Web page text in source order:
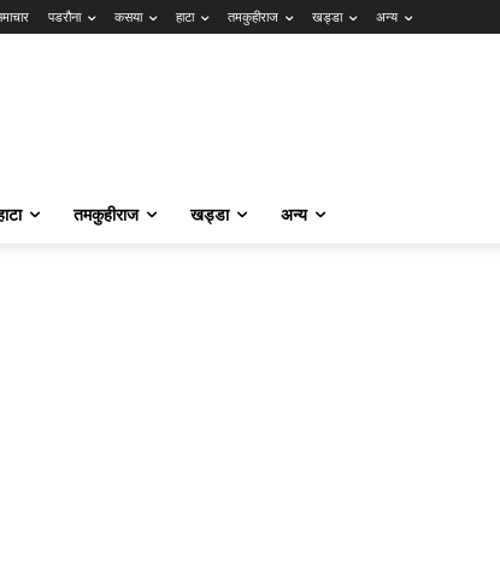
पडरौना कसया हाटा तमकुहीराज खड्डा अन्य
तमकुहीराज खड्डा अन्य